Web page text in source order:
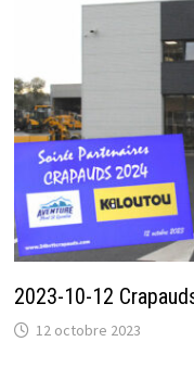
2023-10-12
12 octobre 2023